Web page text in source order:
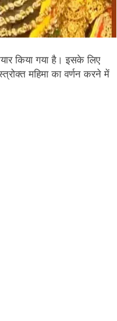
किया गया है। इसके लिए
महिमा का वर्णन करने में